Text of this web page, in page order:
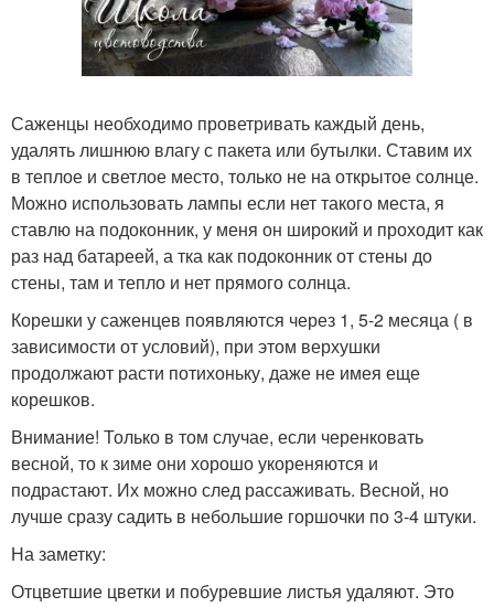
Саженцы необходимо проветривать каждый день,
удалять лишнюю влагу с пакета или бутылки. Ставим их
в теплое и светлое место, только не на открытое солнце.
Можно использовать лампы если нет такого места, я
ставлю на подоконник, у меня он широкий и проходит как
раз над батареей, а тка как подоконник от стены до
стены, там и тепло и нет прямого солнца.
Корешки у саженцев появляются через 1, 5-2 месяца ( в
зависимости от условий), при этом верхушки
продолжают расти потихоньку, даже не имея еще
корешков.
Внимание! Только в том случае, если черенковать
весной, то к зиме они хорошо укореняются и
подрастают. Их можно след рассаживать. Весной, но
лучше сразу садить в небольшие горшочки по 3-4 штуки.
На заметку:
Отцветшие цветки и побуревшие листья удаляют. Это